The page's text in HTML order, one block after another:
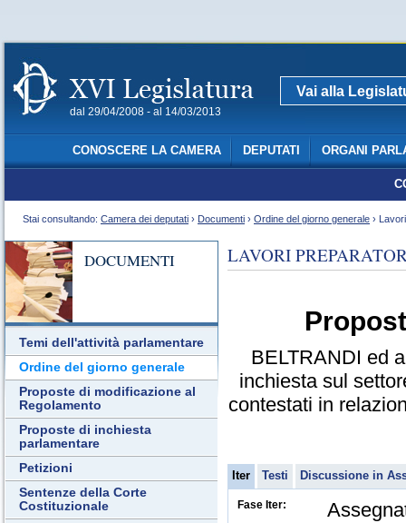
CONOSCERE LA CAMERA DEPUTATI ORGANI
Stai consultando: Camera dei deputati › Documenti › Ordine del giorno generale ›
dal 29/04/2008 - al 14/03/2013
Vai alla
DOCUMENTI
Temi dell'attività parlamentare
Ordine del giorno generale
Proposte di modificazione al
Regolamento
Proposte di inchiesta
parlamentare
Petizioni
Sentenze della Corte
Costituzionale
LAVORI
BELTRANDI ed
inchiesta sul
contestati in
Iter Testi Discussione in
Fase Iter: